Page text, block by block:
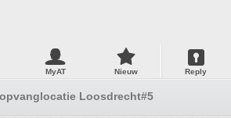
MyAT Nieuw Reply
Loosdrecht#5